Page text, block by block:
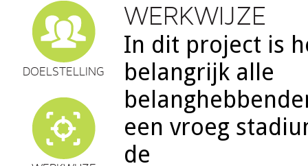
DOELSTELLING
WERKWIJZE
In dit project is
belangrijk alle
een vroeg
de
breder